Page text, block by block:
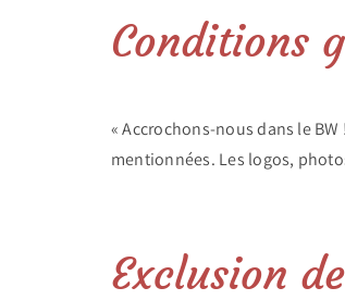
Conditions
« Accrochons-nous dans le
mentionnées. Les logos,
Exclusion